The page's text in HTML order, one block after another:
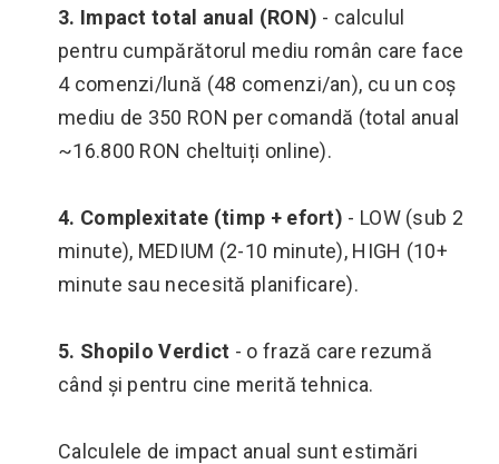
3. Impact total anual (RON) - calculul
pentru cumpărătorul mediu român care face
4 comenzi/lună (48 comenzi/an), cu un coș
mediu de 350 RON per comandă (total anual
~16.800 RON cheltuiți online).
4. Complexitate (timp + efort) - LOW (sub 2
minute), MEDIUM (2-10 minute), HIGH (10+
minute sau necesită planificare).
5. Shopilo Verdict - o frază care rezumă
când și pentru cine merită tehnica.
Calculele de impact anual sunt estimări